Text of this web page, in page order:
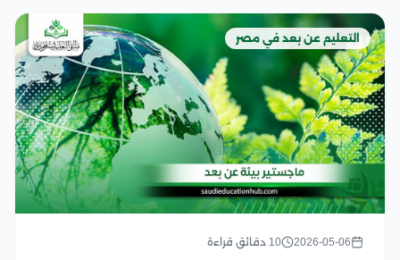
التعليم عن بعد في مصر
2026-05-06 10 دقائق قراءة